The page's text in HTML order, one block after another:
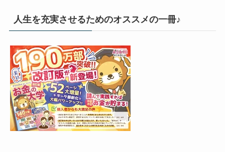
人生を充実させるためのオススメの一冊♪